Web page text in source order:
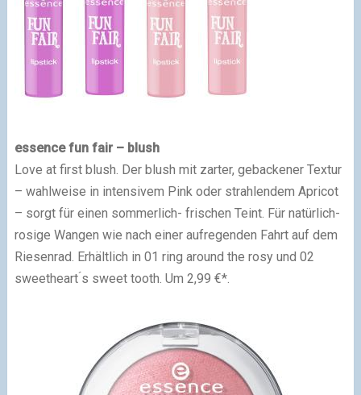
essence fun fair – blush
Love at first blush. Der blush mit zarter, gebackener Textur
– wahlweise in intensivem Pink oder strahlendem Apricot
– sorgt für einen sommerlich- frischen Teint. Für natürlich-
rosige Wangen wie nach einer aufregenden Fahrt auf dem
Riesenrad. Erhältlich in 01 ring around the rosy und 02
sweetheart ́s sweet tooth. Um 2,99 €*.